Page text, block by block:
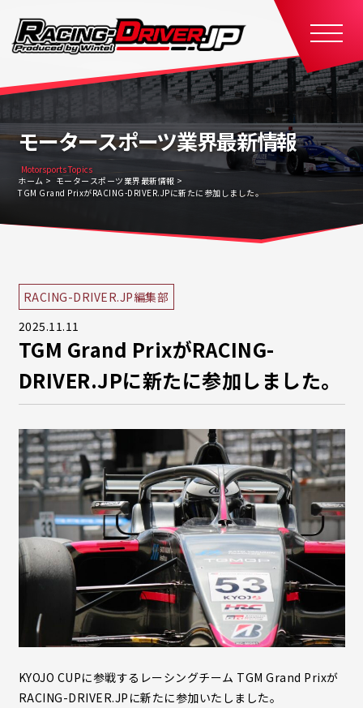
モータースポーツ業界最新情報
Motorsports Topics
ホーム
モータースポーツ業界最新情報
TGM Grand PrixがRACING-DRIVER.JPに新たに参加しました。
RACING-DRIVER.JP編集部
2025.11.11
TGM Grand PrixがRACING-
DRIVER.JPに新たに参加しました。
KYOJO CUPに参戦するレーシングチーム TGM Grand Prixが
RACING-DRIVER.JPに新たに参加いたしました。